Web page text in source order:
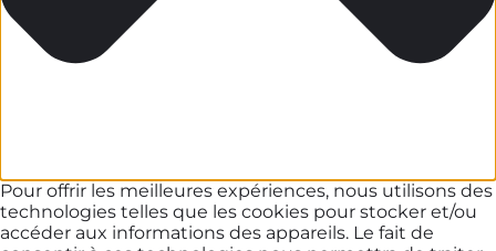
Pour offrir les meilleures expériences, nous utilisons des
technologies telles que les cookies pour stocker et/ou
accéder aux informations des appareils. Le fait de